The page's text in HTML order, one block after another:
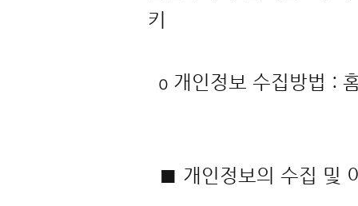
키
ο 개인정보 수집방법 :
■ 개인정보의 수집 및